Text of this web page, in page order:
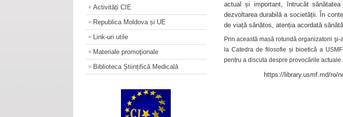
Activități CIE
Republica Moldova și UE
Link-uri utile
Materiale promoţionale
Biblioteca Științifică Medicală
actual și important, întrucât
dezvoltarea durabilă a societății. În
de viață sănătos, atenția acordată
Prin această masă rotundă organizatorii
la Catedra de filosofie și bioetică a
pentru a discuta despre provocările
https://library.usmf.md/ro/